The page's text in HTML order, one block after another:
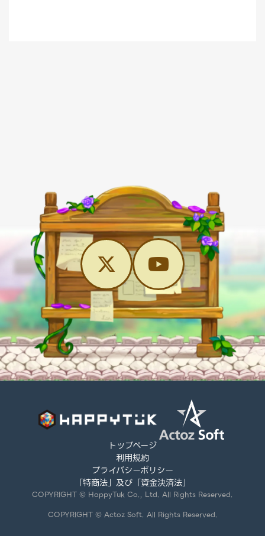
トップページ
利用規約
プライバシーポリシー
「特商法」及び「資金決済法」
COPYRIGHT © HappyTuk Co., Ltd. All Rights Reserved.
COPYRIGHT © Actoz Soft. All Rights Reserved.